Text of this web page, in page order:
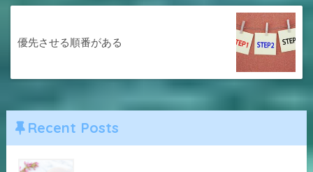
優先させる順番がある
Recent Posts